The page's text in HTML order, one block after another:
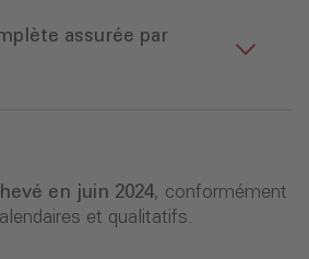
assurée par
en juin 2024, conformément
et qualitatifs.